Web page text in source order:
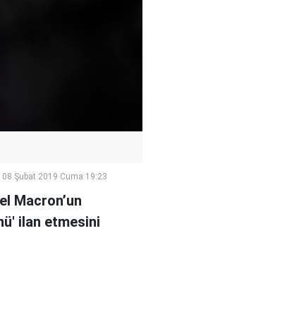
08 Şubat 2019 Cuma 19:23
Macron’un
ilan etmesini